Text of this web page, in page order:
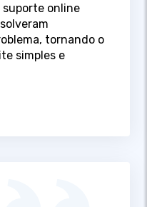
online
tornando o
simples e